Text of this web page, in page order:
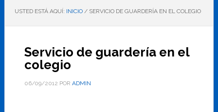
letra
USTED ESTÁ AQUÍ: INICIO /SERVICIO DE GUARDERÍA EN EL COLEGIO
Servicio de guardería en el
colegio
06/09/2012 POR ADMIN